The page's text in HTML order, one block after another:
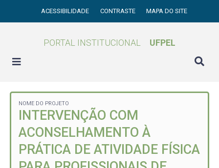
ACESSIBILIDADE CONTRASTE MAPA DO SITE
PORTAL INSTITUCIONAL UFPEL
NOME DO PROJETO
INTERVENÇÃO COM
ACONSELHAMENTO À
PRÁTICA DE ATIVIDADE FÍSICA